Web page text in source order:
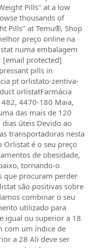
Pills" at a low
thousands of
Pills" at Temu®, Shop
preço online na
numa embalagem
[email protected]
pills in
pt orlistato-zentiva-
orlistatFarmácia
4470-180 Maia,
das mais de 120
dias úteis Devido ao
transportadoras nesta
Orlistat é o seu preço
de obesidade,
tornando-o
que procuram perder
são positivas sobre
combinar o seu
utilizado para
igual ou superior a 18
com um índice de
a 28 Ali deve ser